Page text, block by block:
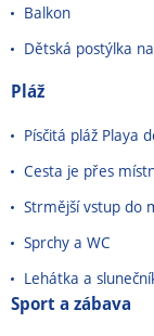
Balkon
Dětská postýlka
Pláž
Písčitá pláž Playa
Cesta je přes
Strmější vstup do
Sprchy a WC
Lehátka a
Sport a zábava